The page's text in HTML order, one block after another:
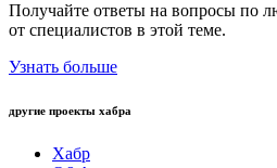
Получайте ответы на вопросы по
от специалистов в этой теме.
Узнать больше
другие проекты хабра
Хабр